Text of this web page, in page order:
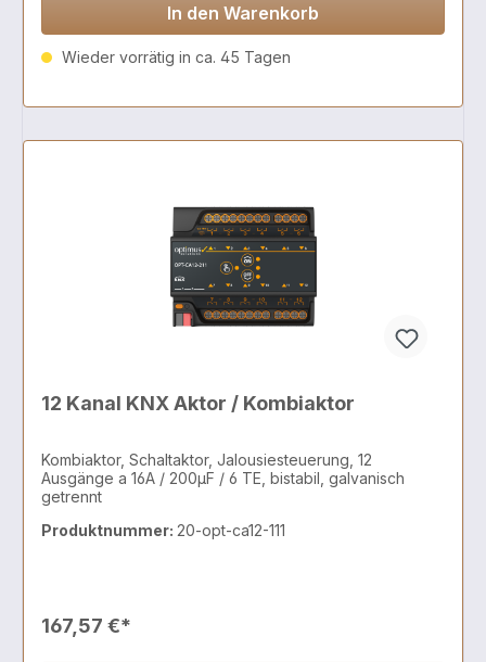
In den Warenkorb
Wieder vorrätig in ca. 45 Tagen
12 Kanal KNX Aktor / Kombiaktor
Kombiaktor, Schaltaktor, Jalousiesteuerung, 12
Ausgänge a 16A / 200µF / 6 TE, bistabil, galvanisch
getrennt
Produktnummer: 20-opt-ca12-111
167,57 €*